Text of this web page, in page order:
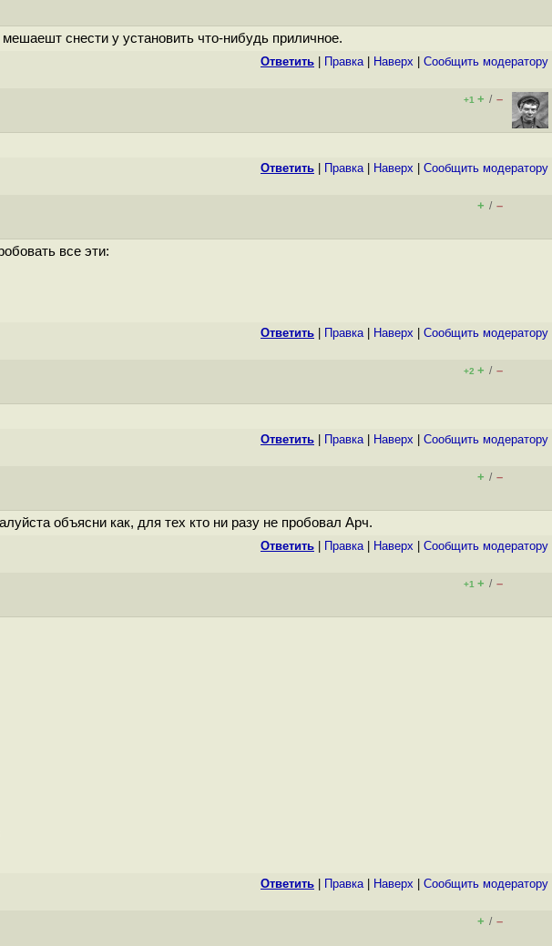
снести у установить что-нибудь приличное.
Ответить Правка| Наверх Cообщить модератору
+1 + / –
Ответить Правка| Наверх Cообщить модератору
+ / –
все эти:
Ответить Правка| Наверх Cообщить модератору
+2 + / –
Ответить Правка| Наверх Cообщить модератору
+ / –
объясни как, для тех кто ни разу не пробовал Арч.
Ответить Правка| Наверх Cообщить модератору
+1 + / –
Ответить Правка| Наверх Cообщить модератору
+ / –